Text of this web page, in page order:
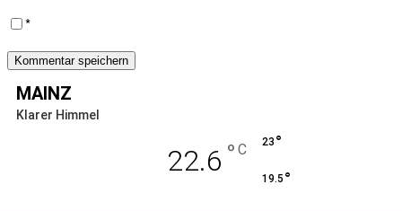
*
MAINZ
Klarer Himmel
22.6 ° C 23 °
19.5 °